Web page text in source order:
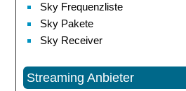
Sky Frequenzliste
Sky Pakete
Sky Receiver
Streaming Anbieter